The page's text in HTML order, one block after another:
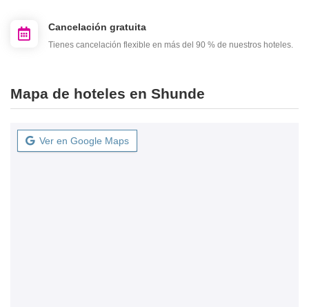
Cancelación gratuita
Tienes cancelación flexible en más del 90 % de nuestros hoteles.
Mapa de hoteles en Shunde
Ver en Google Maps